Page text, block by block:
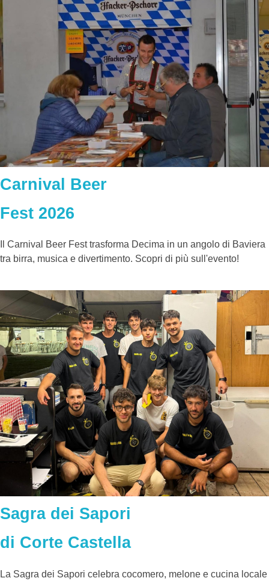
Carnival Beer
Fest 2026
Il Carnival Beer Fest trasforma Decima in un angolo di Baviera
tra birra, musica e divertimento. Scopri di più sull'evento!
Sagra dei Sapori
di Corte Castella
La Sagra dei Sapori celebra cocomero, melone e cucina locale